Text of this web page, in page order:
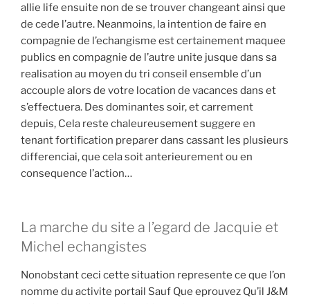
allie life ensuite non de se trouver changeant ainsi que
de cede l’autre. Neanmoins, la intention de faire en
compagnie de l’echangisme est certainement maquee
publics en compagnie de l’autre unite jusque dans sa
realisation au moyen du tri conseil ensemble d’un
accouple alors de votre location de vacances dans et
s’effectuera. Des dominantes soir, et carrement
depuis, Cela reste chaleureusement suggere en
tenant fortification preparer dans cassant les plusieurs
differenciai, que cela soit anterieurement ou en
consequence l’action…
La marche du site a l’egard de Jacquie et
Michel echangistes
Nonobstant ceci cette situation represente ce que l’on
nomme du activite portail Sauf Que eprouvez Qu’il J&M